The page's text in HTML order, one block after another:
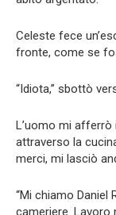
Celeste fece
fronte, come se
“Idiota,” sbottò
L’uomo mi
attraverso la
merci, mi lasciò
“Mi chiamo Daniel
cameriere. Lavoro